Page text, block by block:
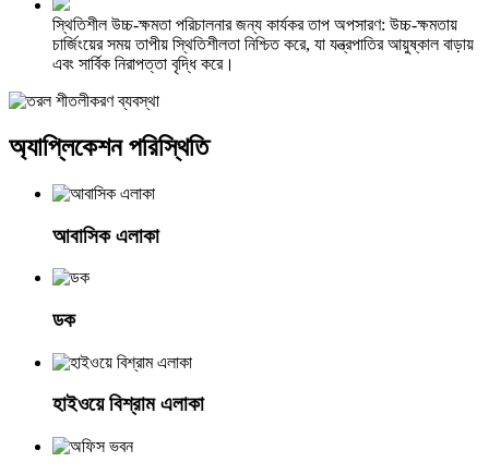
স্থিতিশীল উচ্চ-ক্ষমতা পরিচালনার জন্য কার্যকর তাপ অপসারণ: উচ্চ-ক্ষমতায়
চার্জিংয়ের সময় তাপীয় স্থিতিশীলতা নিশ্চিত করে, যা যন্ত্রপাতির আয়ুষ্কাল বাড়ায়
এবং সার্বিক নিরাপত্তা বৃদ্ধি করে।
অ্যাপ্লিকেশন পরিস্থিতি
আবাসিক এলাকা
ডক
হাইওয়ে বিশ্রাম এলাকা